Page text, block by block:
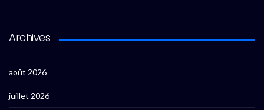
Archives
août 2026
juillet 2026